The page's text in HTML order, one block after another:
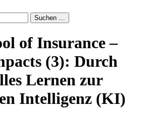
of Insurance –
(3): Durch
Lernen zur
Intelligenz (KI)